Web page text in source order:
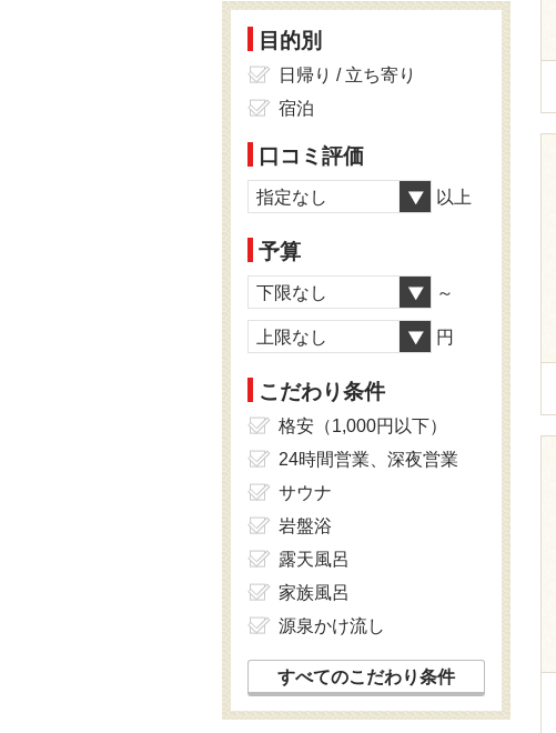
目的別
日帰り / 立ち寄り
宿泊
口コミ評価
指定なし 以上
予算
下限なし ～
上限なし 円
こだわり条件
格安（1,000円以下）
24時間営業、深夜営業
サウナ
岩盤浴
露天風呂
家族風呂
源泉かけ流し
すべてのこだわり条件